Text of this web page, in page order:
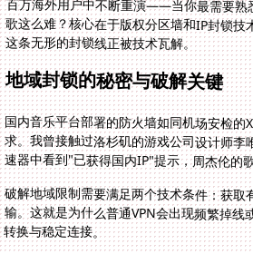
这条无形的封锁线正被技术瓦解。
地域封锁的秘密与破解关键
国内音乐平台部署的防火墙如同机场安检
求。我曾接触过洛杉矶的游戏公司设计师李
速器中看到"已获得国内IP"提示，周杰伦的
破解地域限制需要满足两个技术条件：获
输。这就是为什么普通VPN会出现频繁掉线
转换与稳定连接。